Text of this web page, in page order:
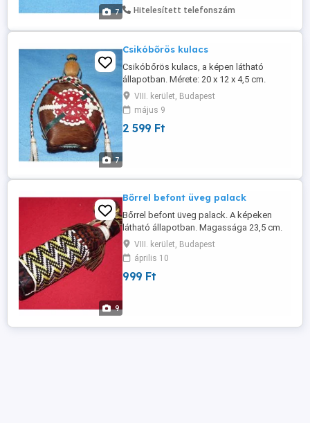
7
tudósok, klinikai esetek, funkcionális
Hitelesített telefonszám
7
Csikóbőrös kulacs
Csikóbőrös kulacs, a képen látható
állapotban. Mérete: 20 x 12 x 4,5 cm.
VIII. kerület, Budapest
május 9
2 599 Ft
9
Bőrrel befont üveg palack
Bőrrel befont üveg palack. A képeken
látható állapotban. Magassága 23,5 cm.
VIII. kerület, Budapest
április 10
999 Ft